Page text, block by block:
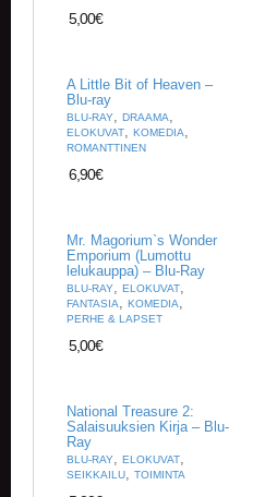
5,00€
A Little Bit of Heaven –
Blu-ray
BLU-RAY, DRAAMA,
ELOKUVAT, KOMEDIA,
ROMANTTINEN
6,90€
Mr. Magorium`s Wonder
Emporium (Lumottu
lelukauppa) – Blu-Ray
BLU-RAY, ELOKUVAT,
FANTASIA, KOMEDIA,
PERHE & LAPSET
5,00€
National Treasure 2:
Salaisuuksien Kirja – Blu-
Ray
BLU-RAY, ELOKUVAT,
SEIKKAILU, TOIMINTA